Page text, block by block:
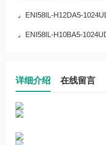
ENI58IL-H12DA5-1024UD1-
ENI58IL-H10BA5-
详细介绍 在线留言